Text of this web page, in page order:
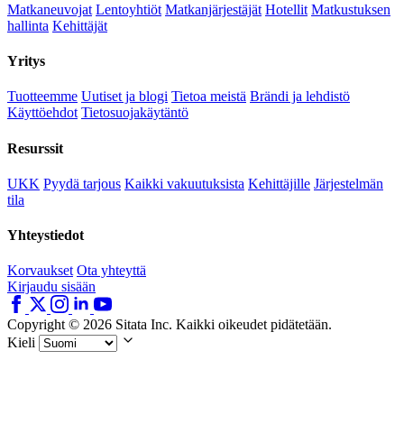
Matkaneuvojat Lentoyhtiöt Matkanjärjestäjät Hotellit Matkustuksen
hallinta Kehittäjät
Yritys
Tuotteemme Uutiset ja blogi Tietoa meistä Brändi ja lehdistö
Käyttöehdot Tietosuojakäytäntö
Resurssit
UKK Pyydä tarjous Kaikki vakuutuksista Kehittäjille Järjestelmän
tila
Yhteystiedot
Korvaukset Ota yhteyttä
Kirjaudu sisään
Copyright © 2026 Sitata Inc. Kaikki oikeudet pidätetään.
Kieli